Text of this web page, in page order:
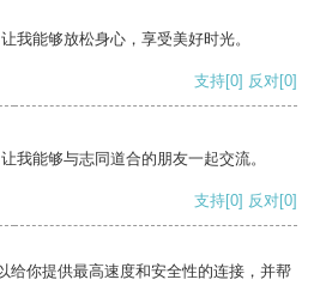
我能够放松身心，享受美好时光。
支持[0] 反对[0]
我能够与志同道合的朋友一起交流。
支持[0] 反对[0]
给你提供最高速度和安全性的连接，并帮